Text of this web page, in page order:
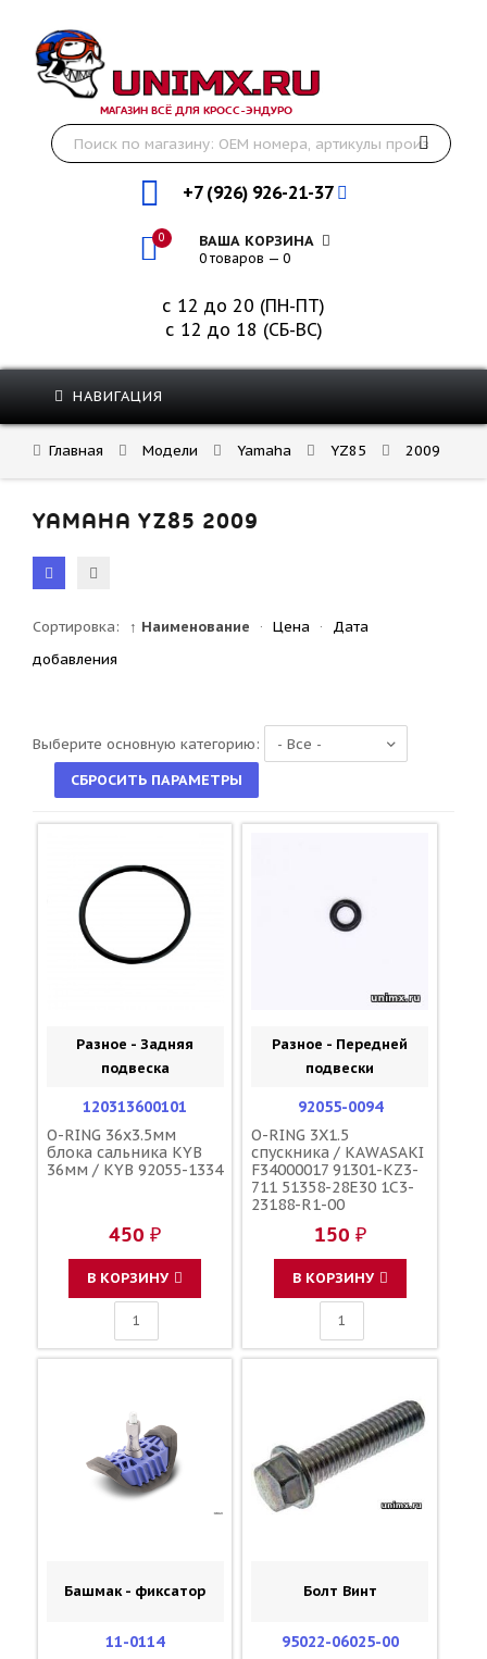
МАГАЗИН ВСЁ ДЛЯ КРОСС-ЭНДУРО
+7 (926) 926-21-37
0 ВАША КОРЗИНА
0 товаров — 0
с 12 до 20 (ПН-ПТ)
с 12 до 18 (СБ-ВС)
НАВИГАЦИЯ
Главная Модели Yamaha YZ85 2009
YAMAHA YZ85 2009
Сортировка: ↑ Наименование · Цена ·
Дата
добавления
Выберите основную категорию:
Разное - Задняя
подвеска
120313600101
O-RING 36x3.5мм
блока сальника KYB
36мм / KYB 92055-1334
450 ₽
В КОРЗИНУ
Разное - Передней
подвески
92055-0094
O-RING 3X1.5
спускника / KAWASAKI
F34000017 91301-KZ3-
711 51358-28E30 1C3-
23188-R1-00
150 ₽
В КОРЗИНУ
Башмак - фиксатор
11-0114
Болт Винт
95022-06025-00